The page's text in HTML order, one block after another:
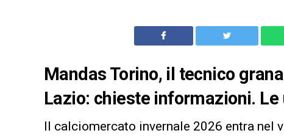
Mandas Torino, il tecnico
Lazio: chieste informazioni.
Il calciomercato invernale 2026 entra nel